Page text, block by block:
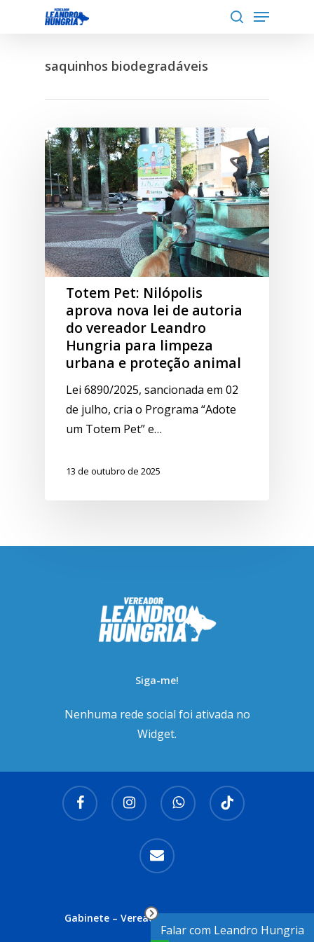
Menu
saquinhos biodegradáveis
Totem Pet: Nilópolis
aprova nova lei de autoria
do vereador Leandro
Hungria para limpeza
urbana e proteção animal
Lei 6890/2025, sancionada em 02
de julho, cria o Programa “Adote
um Totem Pet” e…
13 de outubro de 2025
Siga-me!
Nenhuma rede social foi ativada no
Widget.
facebook instagram whatsapp tiktok
email
Gabinete – Vereador Leandro Hungria
Falar com Leandro Hungria